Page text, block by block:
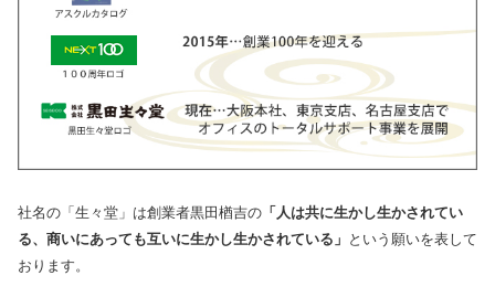
社名の「生々堂」は創業者黒田楢吉の 「人は共に生かし生かされてい
る、商いにあっても互いに生かし生かされている」 という願いを表して
おります。